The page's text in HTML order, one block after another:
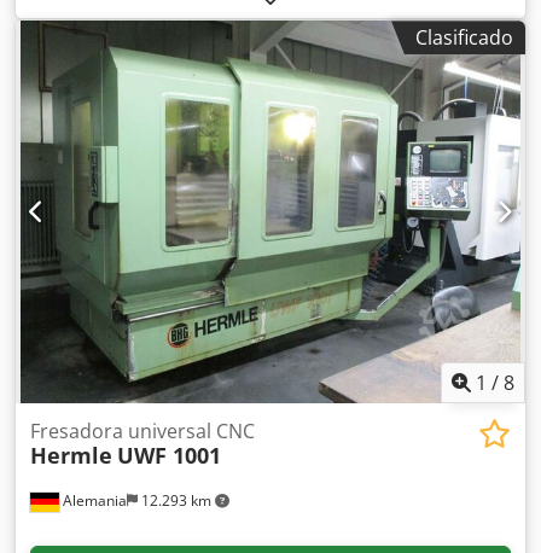
de pórtico en 2024. Dimensiones de la máquina X/Y/Z:
aprox. 40.000 mm/10.000 mm/9.000 mm, peso: aprox. 350
t. Documentación disponible. Se puede organizar una
visita previa acuerdo. Chsdpfx Aozrzphoflja
Heckert FU 315/E, peso: aproximadamente 4000 kg. 2) Fritz
Heckert FU 315 2/PS, peso: aproximadamente 3900 kg. 3)
Fritz Heckert FU 315 2/PS, peso: aproximadamente 3900 kg.
4) Fritz Heckert FU 315 2/PS, peso: aproximadamente 3900
kg. 5) Fritz Heckert FU 315/E, peso: aproximadamente 3200
kg. 6) Fritz Heckert FW 400/E, peso: aproximadamente 3700
kg. 7) Fritz Heckert FU 315, peso: aproximadamente 3100
kg. Se puede realizar una visita para inspeccionar las
máquinas en las instalaciones. Cjdpfsyyy Nrsx Aflsha
Clasificado
1 /8
Alemania 12.293 km
Fresadora universal CNC
Hermle UWF 1001